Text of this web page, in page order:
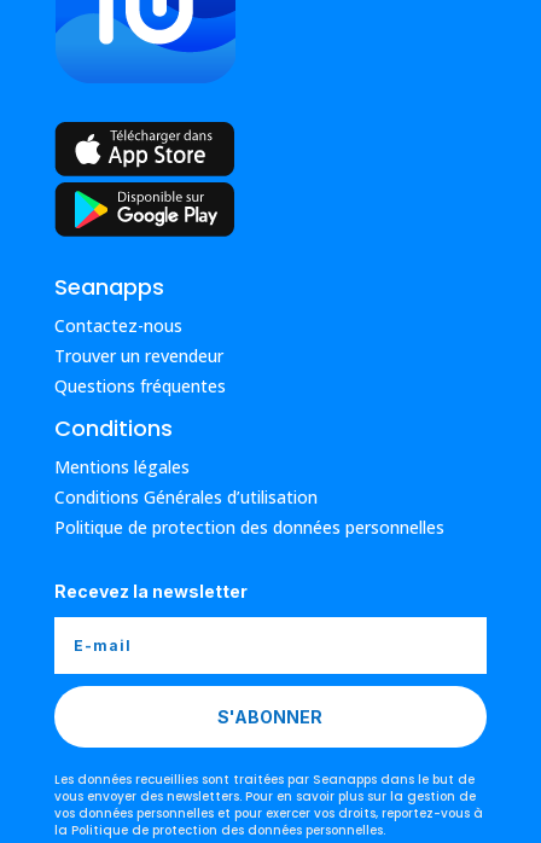
Seanapps
Contactez-nous
Trouver un revendeur
Questions fréquentes
Conditions
Mentions légales
Conditions Générales d’utilisation
Politique de protection des données personnelles
Recevez la newsletter
S'ABONNER
Les données recueillies sont traitées par Seanapps dans le but de
vous envoyer des newsletters. Pour en savoir plus sur la gestion de
vos données personnelles et pour exercer vos droits, reportez-vous à
la Politique de protection des données personnelles.